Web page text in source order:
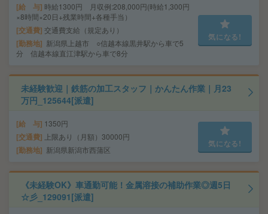
給 与 時給1300円 月収例:208,000円(時給1,300円
×8時間×20日+残業時間+各種手当）
交通費 交通費支給（規定あり）
勤務地
新潟県上越市 ○信越本線黒井駅から車で5
分 信越本線直江津駅から車で8分
気になる!
未経験歓迎｜鉄筋の加工スタッフ｜かんたん作業｜月23
万円_125644[派遣]
給 与 1350円
交通費 上限あり（月額）30000円
勤務地 新潟県新潟市西蒲区
気になる!
《未経験OK》車通勤可能！金属溶接の補助作業◎週5日
☆彡_129091[派遣]